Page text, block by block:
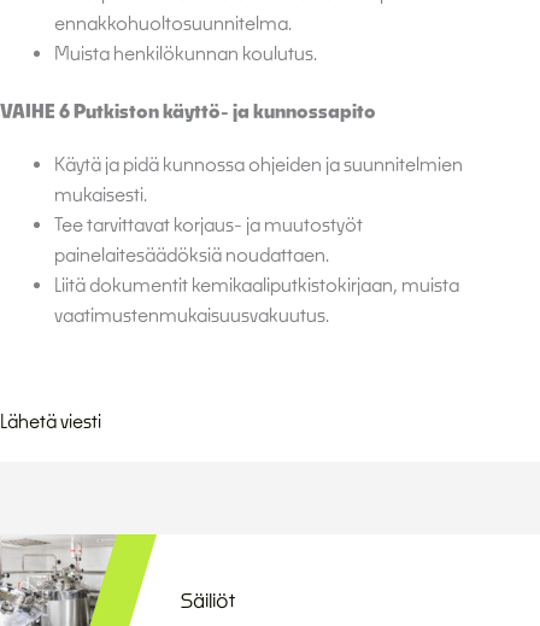
ennakkohuoltosuunnitelma.
Muista henkilökunnan koulutus.
VAIHE 6 Putkiston käyttö- ja kunnossapito
Käytä ja pidä kunnossa ohjeiden ja suunnitelmien
mukaisesti.
Tee tarvittavat korjaus- ja muutostyöt
painelaitesäädöksiä noudattaen.
Liitä dokumentit kemikaaliputkistokirjaan, muista
vaatimustenmukaisuusvakuutus.
Lähetä viesti
Säiliöt